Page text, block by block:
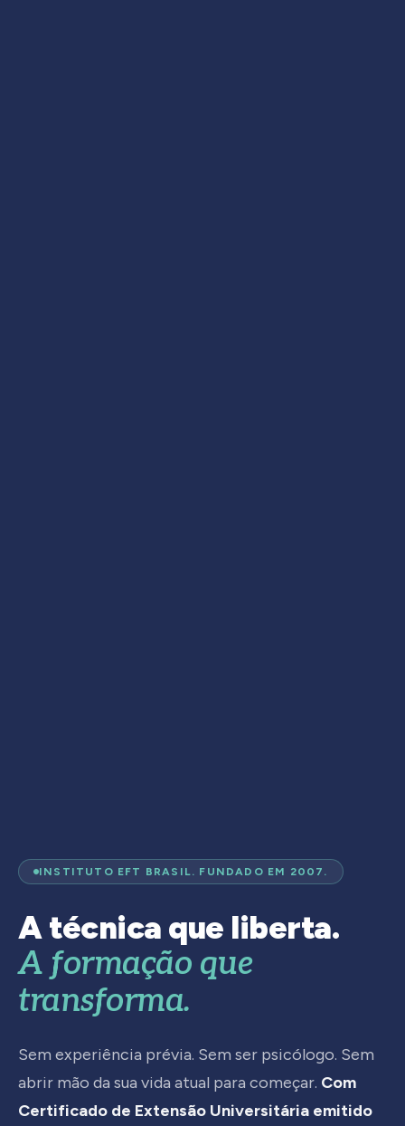
INSTITUTO EFT BRASIL. FUNDADO EM 2007.
A técnica que liberta.
A formação que
transforma.
Sem experiência prévia. Sem ser psicólogo. Sem
abrir mão da sua vida atual para começar. Com
Certificado de Extensão Universitária emitido